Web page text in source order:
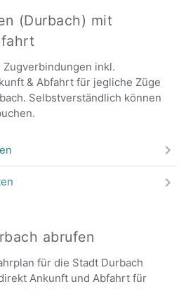
(Durbach) mit
inkl.
& Abfahrt für jegliche Züge
Selbstverständlich können
abrufen
für die Stadt Durbach
Ankunft und Abfahrt für